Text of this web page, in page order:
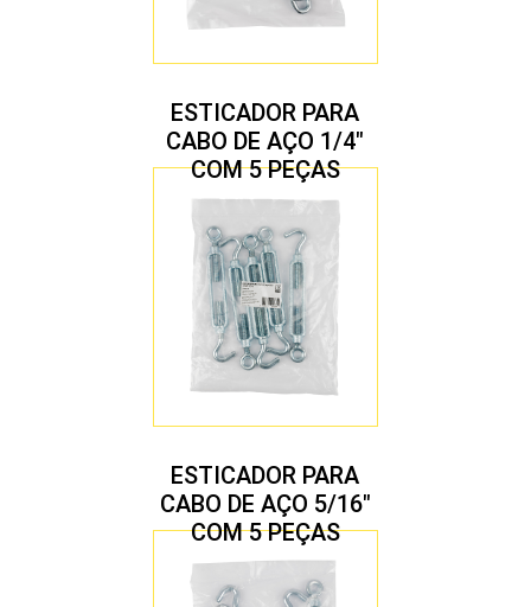
ESTICADOR PARA
CABO DE AÇO 1/4″
COM 5 PEÇAS
ESTICADOR PARA
CABO DE AÇO 5/16″
COM 5 PEÇAS